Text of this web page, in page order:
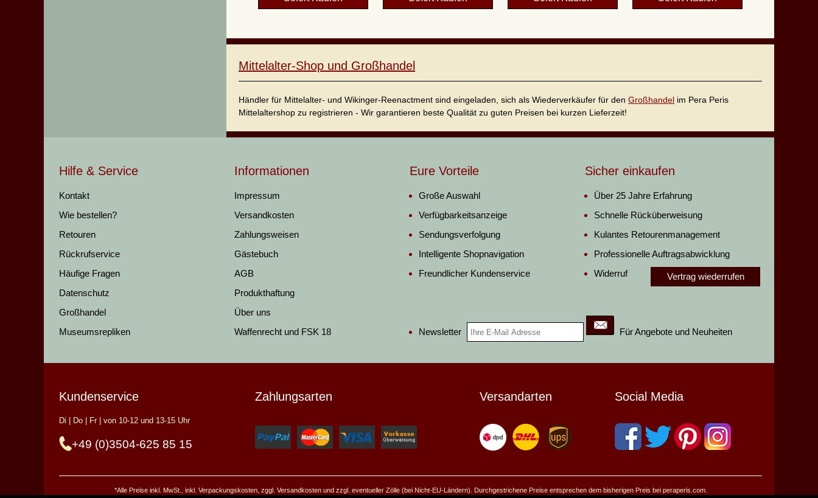
Mittelalter-Shop und Großhandel
Händler für Mittelalter- und Wikinger-Reenactment sind eingeladen, sich als Wiederverkäufer für den Großhandel im Pera Peris
Mittelaltershop zu registrieren - Wir garantieren beste Qualität zu guten Preisen bei kurzen Lieferzeit!
Hilfe & Service
Kontakt
Wie bestellen?
Retouren
Rückrufservice
Häufige Fragen
Datenschutz
Großhandel
Museumsrepliken
Informationen
Impressum
Versandkosten
Zahlungsweisen
Gästebuch
AGB
Produkthaftung
Über uns
Waffenrecht und FSK 18
Eure Vorteile
Große Auswahl
Verfügbarkeitsanzeige
Sendungsverfolgung
Intelligente Shopnavigation
Freundlicher Kundenservice
Newsletter Für Angebote und Neuheiten
Sicher einkaufen
Über 25 Jahre Erfahrung
Schnelle Rücküberweisung
Kulantes Retourenmanagement
Professionelle Auftragsabwicklung
Widerruf
Vertrag wiederrufen
Kundenservice
Di | Do | Fr | von 10-12 und 13-15 Uhr
+49 (0)3504-625 85 15
Zahlungsarten Versandarten Social Media
*Alle Preise inkl. MwSt., inkl. Verpackungskosten, zggl. Versandkosten und zzgl. eventueller Zölle (bei Nicht-EU-Ländern). Durchgestrichene Preise entsprechen dem bisherigen Preis bei peraperis.com.